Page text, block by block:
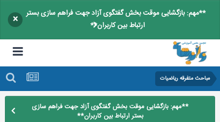
**مهم: بازگشایی موقت بخش گفتگوی آزاد جهت فراهم سازی بستر
ارتباط بین کاربران**
×
مباحث متفرقه ریاضیات
**مهم: بازگشایی موقت بخش گفتگوی آزاد جهت فراهم سازی
بستر ارتباط بین کاربران**